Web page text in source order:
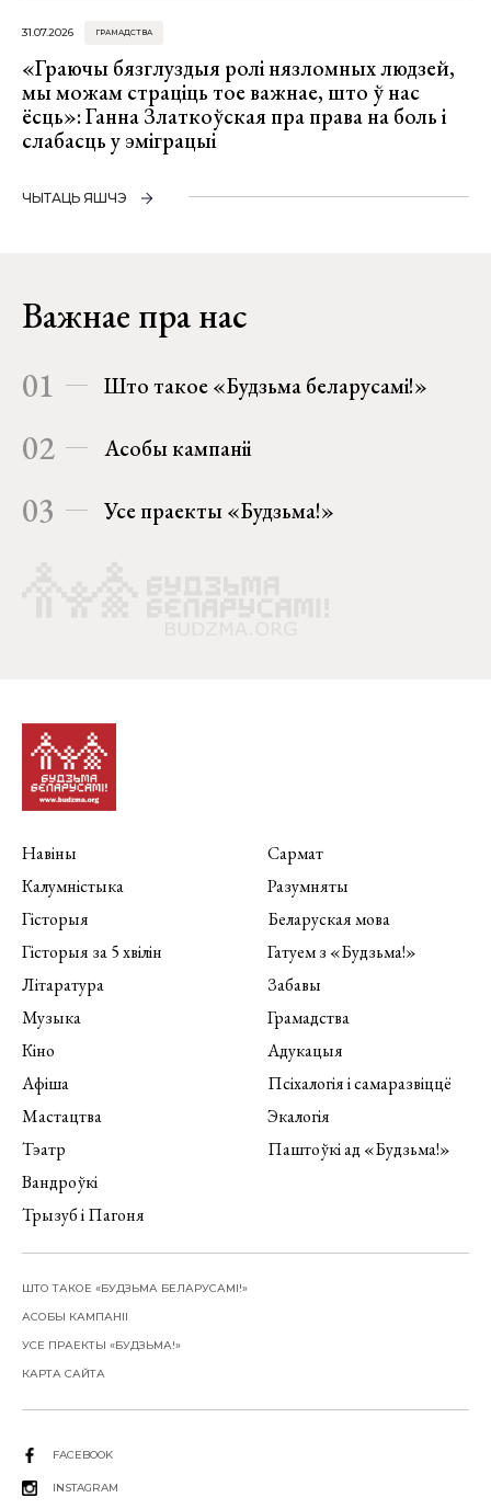
31.07.2026 ГРАМАДСТВА
«Граючы бязглуздыя ролі нязломных людзей,
мы можам страціць тое важнае, што ў нас
ёсць»: Ганна Златкоўская пра права на боль і
слабасць у эміграцыі
ЧЫТАЦЬ ЯШЧЭ
Важнае пра нас
01 Што такое «Будзьма беларусамі!»
02 Асобы кампаніі
03 Усе праекты «Будзьма!»
Навіны
Калумністыка
Гісторыя
Гісторыя за 5 хвілін
Літаратура
Музыка
Кіно
Афіша
Мастацтва
Тэатр
Вандроўкі
Трызуб і Пагоня
Сармат
Разумняты
Беларуская мова
Гатуем з «Будзьма!»
Забавы
Грамадства
Адукацыя
Псіхалогія і самаразвіццё
Экалогія
Паштоўкі ад «Будзьма!»
ШТО ТАКОЕ «БУДЗЬМА БЕЛАРУСАМІ!»
АСОБЫ КАМПАНІІ
УСЕ ПРАЕКТЫ «БУДЗЬМА!»
КАРТА САЙТА
FACEBOOK
INSTAGRAM